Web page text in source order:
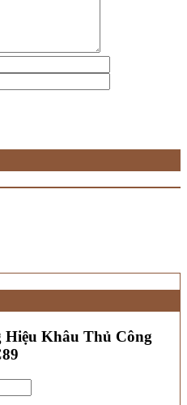
Hiệu Khâu Thủ Công